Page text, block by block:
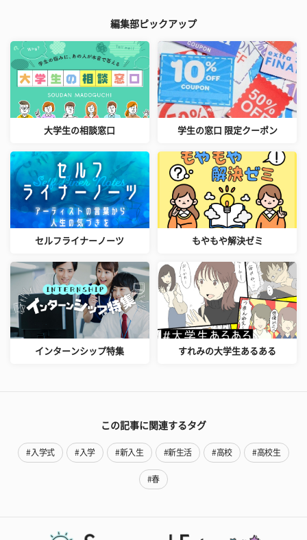
編集部ピックアップ
大学生の相談窓口 学生の窓口 限定クーポン
セルフライナーノーツ もやもや解決ゼミ
インターンシップ特集 すれみの大学生あるある
この記事に関連するタグ
#入学式 #入学 #新入生 #新生活 #高校 #高校生
#春